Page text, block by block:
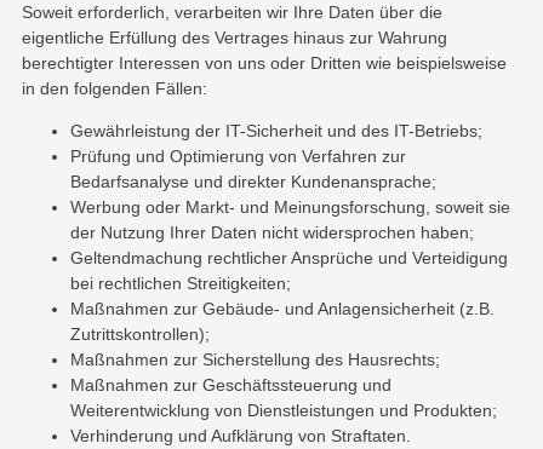
Soweit erforderlich, verarbeiten wir Ihre Daten über die
eigentliche Erfüllung des Vertrages hinaus zur Wahrung
berechtigter Interessen von uns oder Dritten wie beispielsweise
in den folgenden Fällen:
Gewährleistung der IT-Sicherheit und des IT-Betriebs;
Prüfung und Optimierung von Verfahren zur
Bedarfsanalyse und direkter Kundenansprache;
Werbung oder Markt- und Meinungsforschung, soweit sie
der Nutzung Ihrer Daten nicht widersprochen haben;
Geltendmachung rechtlicher Ansprüche und Verteidigung
bei rechtlichen Streitigkeiten;
Maßnahmen zur Gebäude- und Anlagensicherheit (z.B.
Zutrittskontrollen);
Maßnahmen zur Sicherstellung des Hausrechts;
Maßnahmen zur Geschäftssteuerung und
Weiterentwicklung von Dienstleistungen und Produkten;
Verhinderung und Aufklärung von Straftaten.